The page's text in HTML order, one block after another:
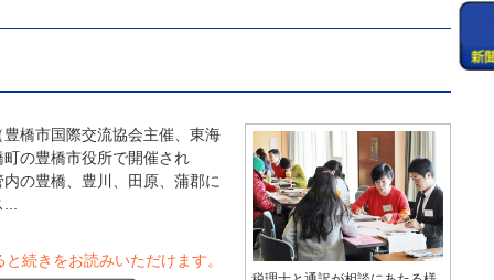
橋市国際交流協会主催、東海
の豊橋市役所で開催され
の豊橋、豊川、田原、蒲郡に
続きをお読みいただけます。